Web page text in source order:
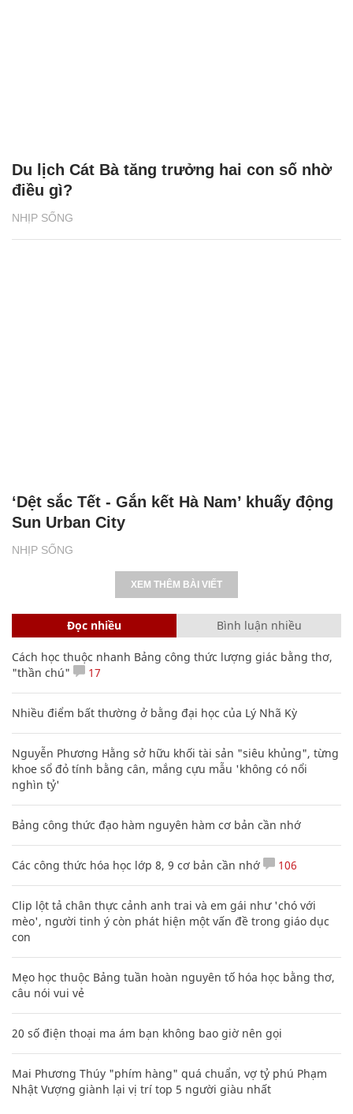
NHỊP SỐNG
Du lịch Cát Bà tăng trưởng hai con số nhờ
điều gì?
NHỊP SỐNG
‘Dệt sắc Tết - Gắn kết Hà Nam’ khuấy động
Sun Urban City
XEM THÊM BÀI VIẾT
Đọc nhiều Bình luận nhiều
Cách học thuộc nhanh Bảng công thức lượng giác bằng thơ,
"thần chú"
17
Nhiều điểm bất thường ở bằng đại học của Lý Nhã Kỳ
Nguyễn Phương Hằng sở hữu khối tài sản "siêu khủng", từng
khoe sổ đỏ tính bằng cân, mắng cựu mẫu 'không có nổi
nghìn tỷ'
Bảng công thức đạo hàm nguyên hàm cơ bản cần nhớ
Các công thức hóa học lớp 8, 9 cơ bản cần nhớ 106
Clip lột tả chân thực cảnh anh trai và em gái như 'chó với
mèo', người tinh ý còn phát hiện một vấn đề trong giáo dục
con
Mẹo học thuộc Bảng tuần hoàn nguyên tố hóa học bằng thơ,
câu nói vui vẻ
20 số điện thoại ma ám bạn không bao giờ nên gọi
Mai Phương Thúy "phím hàng" quá chuẩn, vợ tỷ phú Phạm
Nhật Vượng giành lại vị trí top 5 người giàu nhất